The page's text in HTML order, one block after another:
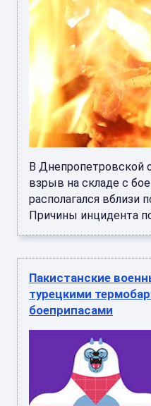
В Днепропетровской
взрыв на складе с
располагался вблизи
Причины инцидента
Пакистанские
турецкими
боеприпасами